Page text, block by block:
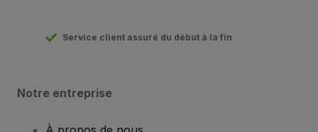
Service client assuré du début à la fin
Notre entreprise